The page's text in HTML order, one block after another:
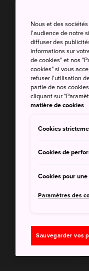
Nous et des
l'audience de notre
diffuser des
informations sur
de cookies" et nos
cookies" si vous
refuser l'utilisation
partie de nos
cliquant sur
matière de cookies
Cookies
Cookies de
Cookies pour
Paramètres des
Sauvegarder vos